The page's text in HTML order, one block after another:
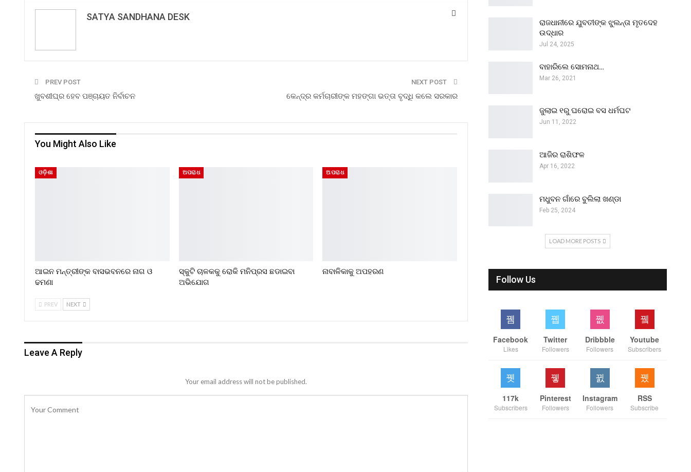
SATYA SANDHANA DESK
PREV POST
ଖୁବଶୀଘ୍ର ହେବ ପଞ୍ଚାୟତ ନିର୍ବାଚନ
NEXT POST
କେନ୍ଦ୍ର କର୍ମଚାରୀଙ୍କ ମହଙ୍ଗା ଭତ୍ତା ବୃଦ୍ଧି କଲେ ସରକାର
You Might Also Like
ଓଡ଼ିଶା
ଆଇନ ମନ୍ତ୍ରୀଙ୍କ ବାସଭବନରେ ନାଗ ଓ
ଢମଣା
ଅପରାଧ
ସ୍କୁଟି ଚାଳକକୁ ରୋକି ମନିପ୍ରସ ଛଡାଇବା
ଅଭିଯୋଗ
ଅପରାଧ
ନାବାଳିକାକୁ ଅପହରଣ
PREV NEXT
Leave A Reply
Your email address will not be published.
ରାଜଧାନୀରେ ଯୁବତୀଙ୍କ ଝୁଲନ୍ତା ମୃତଦେହ
ଉଦ୍ଧାର
Jul 24, 2025
ବାହାରିଲେ ସୋମନାଥ…
Mar 26, 2021
ଜୁଲାଇ ୧ରୁ ଘରୋଇ ବସ ଧର୍ମଘଟ
Jun 11, 2022
ଆଜିର ରାଶିଫଳ
Apr 16, 2022
ମଧୁବନ ଗାଁରେ ବୁଲିଲା ଖଣ୍ଡା
Feb 25, 2024
LOAD MORE POSTS
Follow Us
Facebook
Likes
Twitter
Followers
Dribbble
Followers
Youtube
Subscribers
117k
Subscribers
Pinterest
Followers
Instagram
Followers
RSS
Subscribe